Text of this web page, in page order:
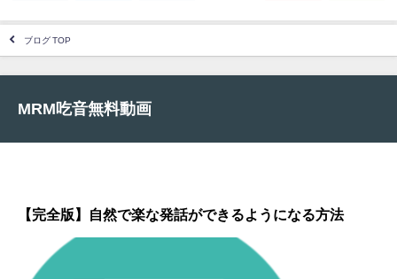
ブログ TOP
MRM吃音無料動画
【完全版】自然で楽な発話ができるようになる方法